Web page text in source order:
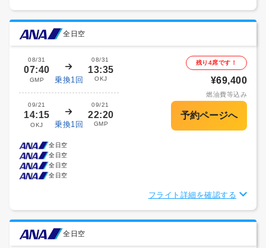
全日空
08/31
07:40
GMP 乗換1回
08/31
13:35
OKJ
09/21
14:15
OKJ 乗換1回
09/21
22:20
GMP
残り4席です！
¥69,400
燃油費等込み
全日空
全日空
全日空
全日空
フライト詳細を確認する
全日空